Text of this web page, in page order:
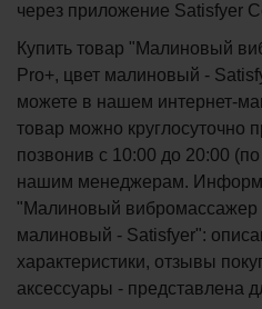
через приложение Satisfyer
Купить товар "Малиновый
Pro+, цвет малиновый -
можете в нашем интернет-
товар можно круглосуточно
позвонив с 10:00 до 20:00
нашим менеджерам.
"Малиновый вибромассажер
малиновый - Satisfyer":
характеристики, отзывы
аксессуары - представлена